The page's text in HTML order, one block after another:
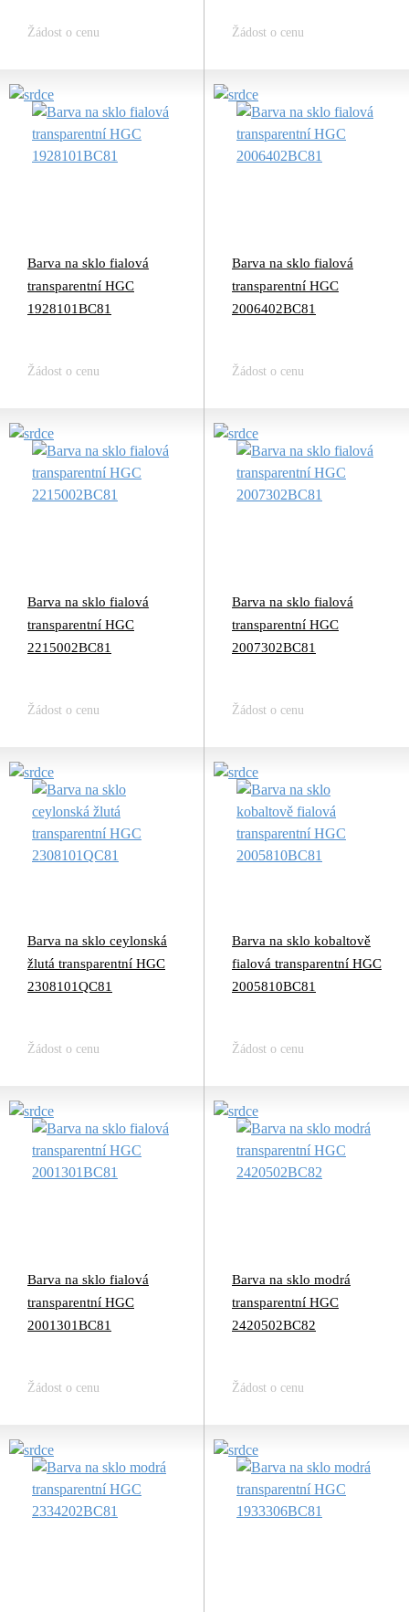
Žádost o cenu Žádost o cenu
Barva na sklo fialová
transparentní HGC
1928101BC81
Žádost o cenu
Barva na sklo fialová
transparentní HGC
2006402BC81
Žádost o cenu
Barva na sklo fialová
transparentní HGC
2215002BC81
Žádost o cenu
Barva na sklo fialová
transparentní HGC
2007302BC81
Žádost o cenu
Barva na sklo ceylonská
žlutá transparentní HGC
2308101QC81
Žádost o cenu
Barva na sklo kobaltově
fialová transparentní HGC
2005810BC81
Žádost o cenu
Barva na sklo fialová
transparentní HGC
2001301BC81
Žádost o cenu
Barva na sklo modrá
transparentní HGC
2420502BC82
Žádost o cenu